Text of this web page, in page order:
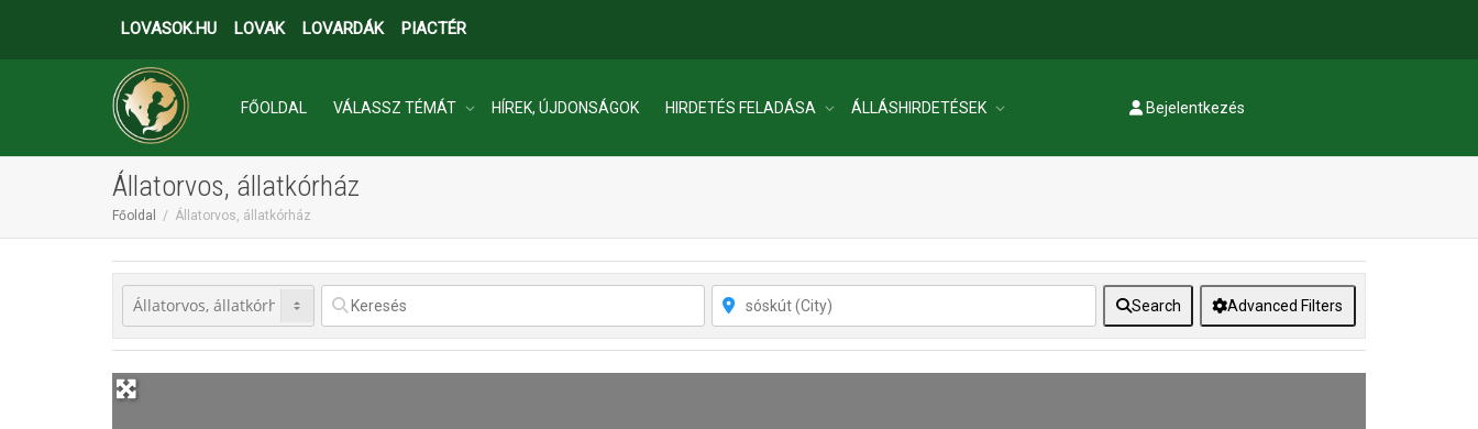
LOVASOK.HU LOVAK LOVARDÁK PIACTÉR
FŐOLDAL VÁLASSZ TÉMÁT HÍREK, ÚJDONSÁGOK HIRDETÉS FELADÁSA ÁLLÁSHIRDETÉSEK Bejelentkezés
Állatorvos, állatkórház
Főoldal Állatorvos, állatkórház
Search Advanced Filters